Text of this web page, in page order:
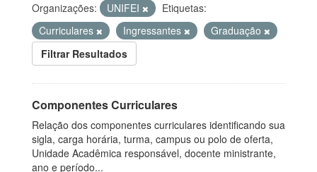
Organizações: UNIFEI
Etiquetas:
Curriculares
Ingressantes
Graduação
Filtrar Resultados
Componentes Curriculares
Relação dos componentes curriculares identificando sua
sigla, carga horária, turma, campus ou polo de oferta,
Unidade Acadêmica responsável, docente ministrante,
ano e período...